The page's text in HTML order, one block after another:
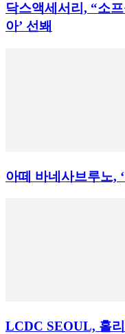
닥스액세서리, “소
아’ 선봬
아떼 바네사브루노,
LCDC SEOUL, 홀